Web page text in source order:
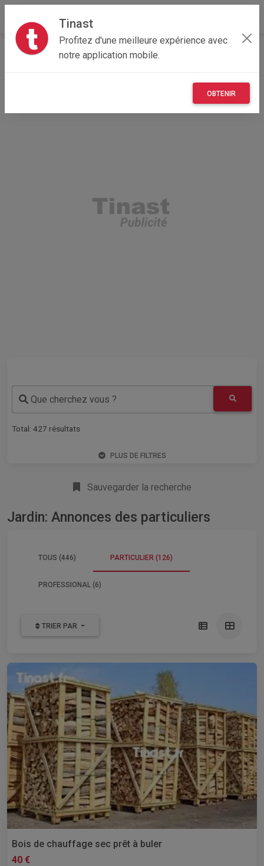
Tinast
Profitez d'une meilleure expérience avec
notre application mobile.
OBTENIR
Accueil Recherche Particulier
Que cherchez vous ?
Total: 427 résultats
PLUS DE FILTRES
Sauvegarder la recherche
Jardin: Annonces des particuliers
TOUS (446) PARTICULIER (126)
PROFESSIONAL (6)
TRIER PAR
Bois de chauffage sec prêt à buler
40 €